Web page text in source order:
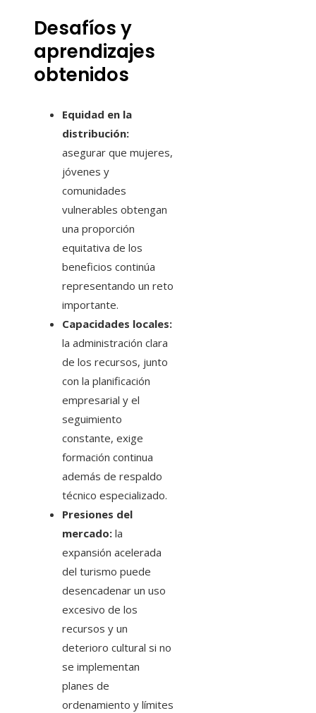
Desafíos y
aprendizajes
obtenidos
Equidad en la
distribución:
asegurar que mujeres,
jóvenes y
comunidades
vulnerables obtengan
una proporción
equitativa de los
beneficios continúa
representando un reto
importante.
Capacidades locales:
la administración clara
de los recursos, junto
con la planificación
empresarial y el
seguimiento
constante, exige
formación continua
además de respaldo
técnico especializado.
Presiones del
mercado: la
expansión acelerada
del turismo puede
desencadenar un uso
excesivo de los
recursos y un
deterioro cultural si no
se implementan
planes de
ordenamiento y límites